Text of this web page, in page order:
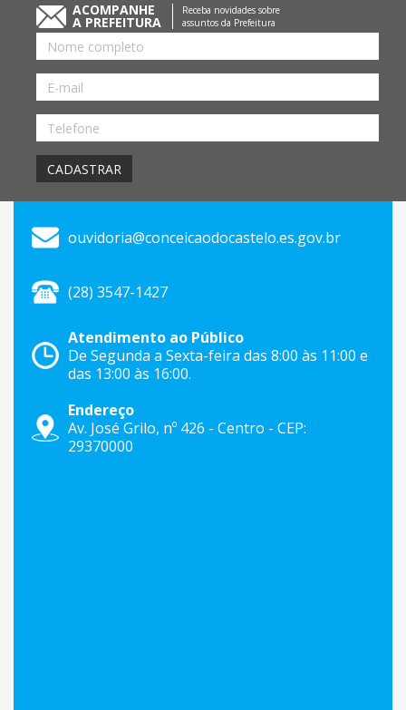
ACOMPANHE
A PREFEITURA
Receba novidades sobre
assuntos da Prefeitura
mail
CADASTRAR
ouvidoria@conceicaodocastelo.es.gov.br
(28) 3547-1427
Atendimento ao Público
De Segunda a Sexta-feira das 8:00 às 11:00 e
das 13:00 às 16:00.
Endereço
Av. José Grilo, nº 426 - Centro - CEP:
29370000